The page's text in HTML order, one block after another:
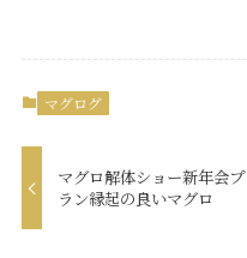
マグログ
マグロ解体ショー新年会プ
ラン縁起の良いマグロ